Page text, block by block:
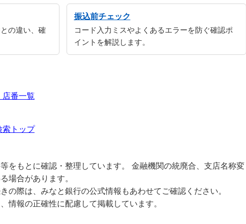
の違い、確
振込前チェック
コード入力ミスやよくあるエラーを防ぐ確認ポ
イントを解説します。
店番一覧
索トップ
をもとに確認・整理しています。 金融機関の統廃合、支店名称変
場合があります。
の際は、みなと銀行の公式情報もあわせてご確認ください。
情報の正確性に配慮して掲載しています。